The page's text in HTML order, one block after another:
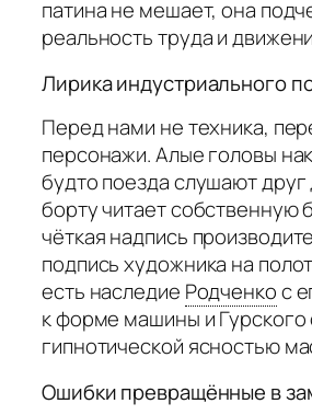
патина не мешает, она
реальность труда и
Лирика индустриального
Перед нами не техника,
персонажи. Алые головы
будто поезда слушают друг
борту читает собственную
чёткая надпись
подпись художника на
есть наследие Родченкос
к форме машины и Гурского
гипнотической ясностью
Ошибки превращённые в